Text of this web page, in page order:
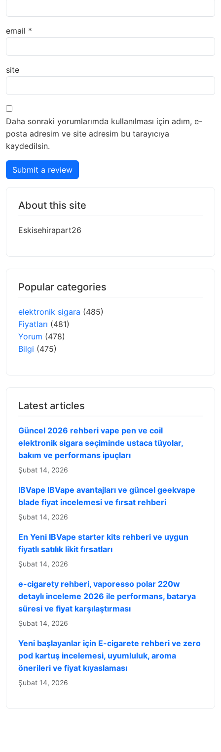
email *
site
Daha sonraki yorumlarımda kullanılması için adım, e-
posta adresim ve site adresim bu tarayıcıya
kaydedilsin.
Submit a review
About this site
Eskisehirapart26
Popular categories
elektronik sigara (485)
Fiyatları (481)
Yorum (478)
Bilgi (475)
Latest articles
Güncel 2026 rehberi vape pen ve coil
elektronik sigara seçiminde ustaca tüyolar,
bakım ve performans ipuçları
Şubat 14, 2026
IBVape IBVape avantajları ve güncel geekvape
blade fiyat incelemesi ve fırsat rehberi
Şubat 14, 2026
En Yeni IBVape starter kits rehberi ve uygun
fiyatlı satılık likit fırsatları
Şubat 14, 2026
e-cigarety rehberi, vaporesso polar 220w
detaylı inceleme 2026 ile performans, batarya
süresi ve fiyat karşılaştırması
Şubat 14, 2026
Yeni başlayanlar için E-cigarete rehberi ve zero
pod kartuş incelemesi, uyumluluk, aroma
önerileri ve fiyat kıyaslaması
Şubat 14, 2026